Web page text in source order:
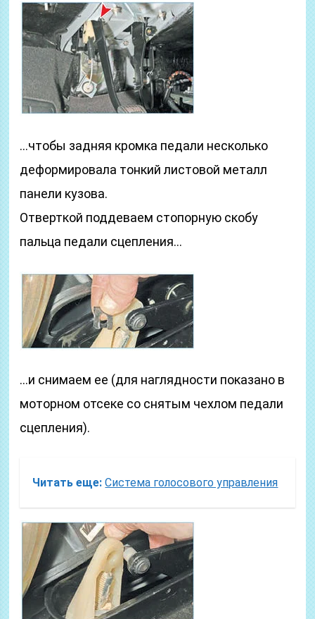
…чтобы задняя кромка педали несколько
деформировала тонкий листовой металл
панели кузова.
Отверткой поддеваем стопорную скобу
пальца педали сцепления…
…и снимаем ее (для наглядности показано в
моторном отсеке со снятым чехлом педали
сцепления).
Читать еще: Система голосового управления